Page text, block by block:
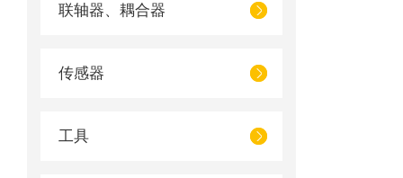
联轴器、耦合器
传感器
工具